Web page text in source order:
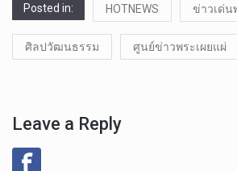
Posted in: HOTNEWS ข่าวเด่น
ศิลปวัฒนธรรม ศูนย์ข่าวพระเผยแผ่
Leave a Reply